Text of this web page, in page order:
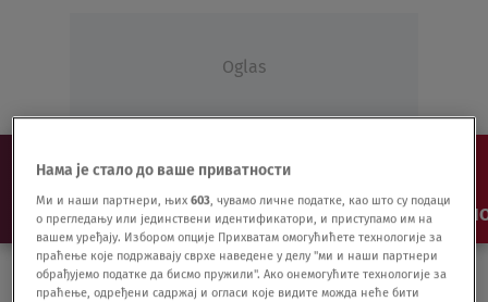
Oglas
NAJNOVIJE VESTI SHOW SPORT VIDEO
Нама је стало до ваше приватности
Ми и наши партнери, њих603, чувамо личне податке, као што су подаци
о прегледању или јединствени идентификатори, и приступамо им на
вашем уређају. Избором опције Прихватам омогућићете технологије за
праћење које подржавају сврхе наведене у делу "ми и наши партнери
обрађујемо податке да бисмо пружили". Ако онемогућите технологије за
праћење, одређени садржај и огласи које видите можда неће бити